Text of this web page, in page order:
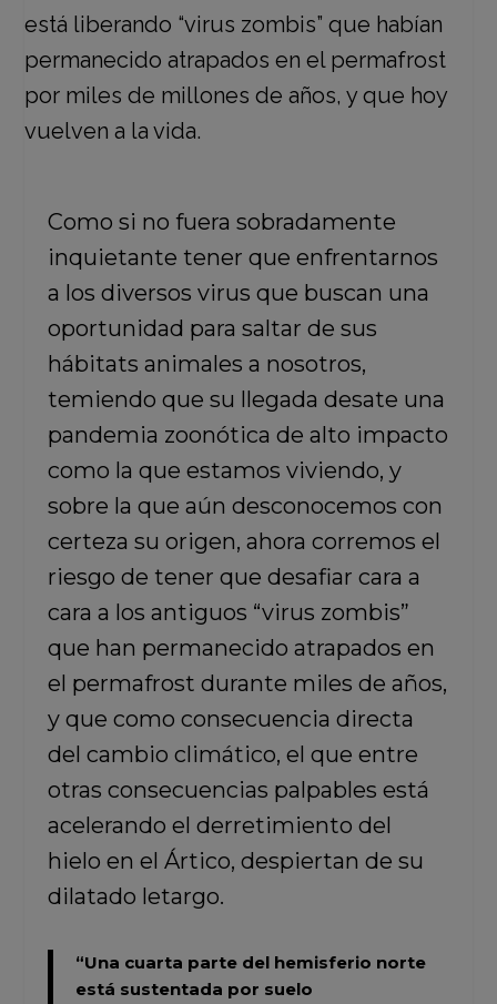
Como si no fuera sobradamente
inquietante tener que enfrentarnos
a los diversos virus que buscan una
oportunidad para saltar de sus
hábitats animales a nosotros,
temiendo que su llegada desate una
pandemia zoonótica de alto impacto
como la que estamos viviendo, y
sobre la que aún desconocemos con
certeza su origen, ahora corremos el
riesgo de tener que desafiar cara a
cara a los antiguos “virus zombis”
que han permanecido atrapados en
el permafrost durante miles de años,
y que como consecuencia directa
del cambio climático, el que entre
otras consecuencias palpables está
acelerando el derretimiento del
hielo en el Ártico, despiertan de su
dilatado letargo.
“Una cuarta parte del hemisferio norte
está sustentada por suelo